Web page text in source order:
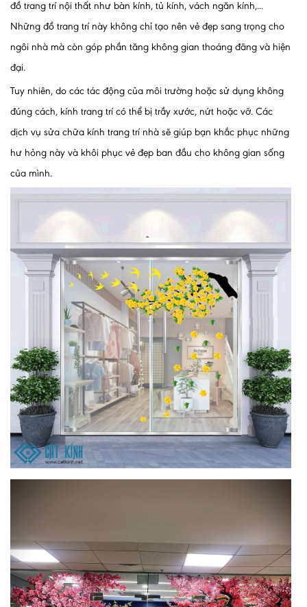
đồ trang trí nội thất như bàn kính, tủ kính, vách ngăn kính,...
Những đồ trang trí này không chỉ tạo nên vẻ đẹp sang trọng cho
ngôi nhà mà còn góp phần tăng không gian thoáng đãng và hiện
đại.
Tuy nhiên, do các tác động của môi trường hoặc sử dụng không
đúng cách, kính trang trí có thể bị trầy xước, nứt hoặc vỡ. Các
dịch vụ sửa chữa kính trang trí nhà sẽ giúp bạn khắc phục những
hư hỏng này và khôi phục vẻ đẹp ban đầu cho không gian sống
của mình.